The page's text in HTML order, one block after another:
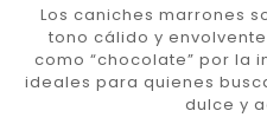
Los caniches marrones
tono cálido y
como “chocolate” por la
ideales para quienes
dulce y